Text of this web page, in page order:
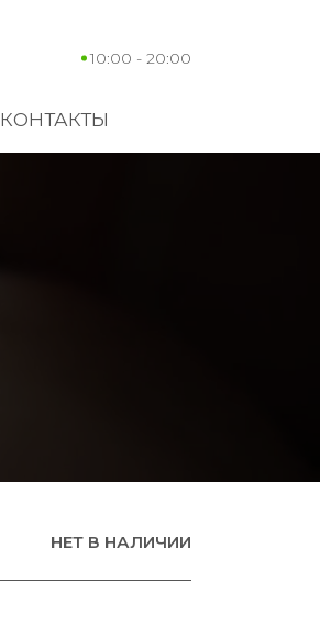
10:00 - 20:00
КОНТАКТЫ
НЕТ В НАЛИЧИИ